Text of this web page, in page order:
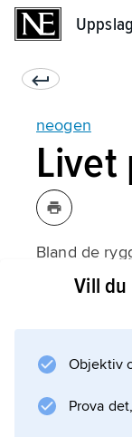
neogen
Livet
Bland de
gemensam
som fick en
Vill du
Objektiv
Prova